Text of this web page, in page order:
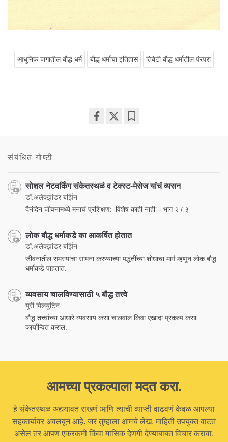
आधुनिक जगातील बौद्ध धर्म बौद्ध धर्माचा इतिहास तिबेटी बौद्ध धर्मातील पंरपरा
संबंधित गोष्टी
सोशल नेटवर्किंग संकेतस्थळं व टेक्स्ट-मेसेज यांचं व्यसन
डॉ.अलेक्झांडर बर्झिन
दैनंदिन जीवनामध्ये मनाचं प्रशिक्षण: ‘विशेष काही नाही’ - भाग २ / ३
लोक बौद्ध धर्माकडे का आकर्षित होतात
डॉ.अलेक्झांडर बर्झिन
जीवनातील समस्यांचा सामना करण्याच्या पद्धतींच्या शोधाचा मार्ग म्हणून लोक बौद्ध
धर्माकडे पाहतात.
व्यवसाय चालविण्यासाठी ५ बौद्ध तत्त्वे
युरी मिलयुटिन
बौद्ध तत्त्वांच्या आधारे व्यवसाय कसा चालवाल किंवा एखादा प्रकल्प कसा
कार्यान्वित कराल.
आमच्या प्रकल्पाला मदत करा.
हे संकेतस्थळ अद्ययावत राखणं आणि त्याची व्याप्ती वाढवणं केवळ आपल्या
सहकार्यावर अवलंबून आहे. जर तुम्हाला आमचे लेख, माहिती उपयुक्त वाटत
असेल तर आपण एकरकमी किंवा मासिक देणगी देण्याबाबत विचार करावा.